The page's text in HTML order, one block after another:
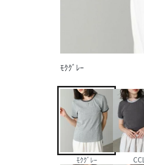
ﾓｸｸﾞﾚｰ
ﾓｸｸﾞﾚｰ CCL